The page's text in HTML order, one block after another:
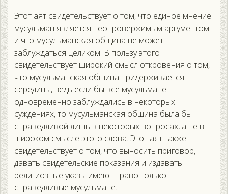
Этот аят свидетельствует о том, что единое мнение
мусульман является неопровержимым аргументом
и что мусульманская община не может
заблуждаться целиком. В пользу этого
свидетельствует широкий смысл откровения о том,
что мусульманская община придерживается
середины, ведь если бы все мусульмане
одновременно заблуждались в некоторых
суждениях, то мусульманская община была бы
справедливой лишь в некоторых вопросах, а не в
широком смысле этого слова. Этот аят также
свидетельствует о том, что выносить приговор,
давать свидетельские показания и издавать
религиозные указы имеют право только
справедливые мусульмане.